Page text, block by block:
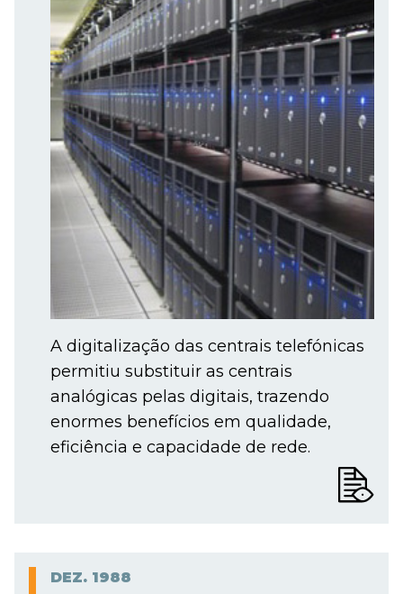
A digitalização das centrais telefónicas
permitiu substituir as centrais
analógicas pelas digitais, trazendo
enormes benefícios em qualidade,
eficiência e capacidade de rede.
DEZ. 1988